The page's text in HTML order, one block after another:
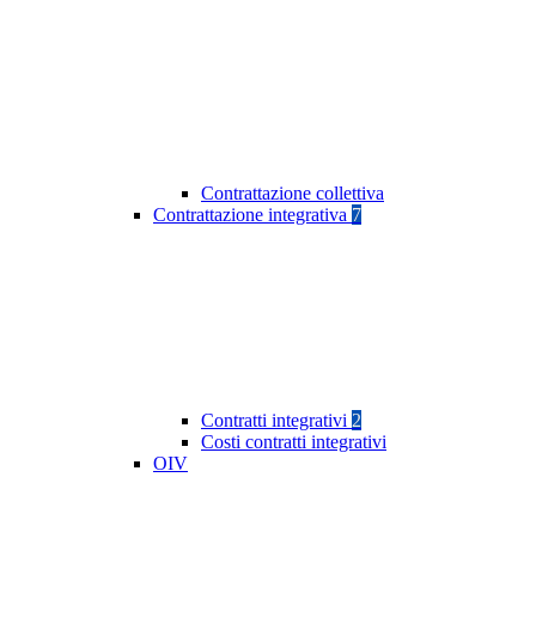
Contrattazione collettiva
Contrattazione integrativa 7
Contratti integrativi 2
Costi contratti integrativi
OIV